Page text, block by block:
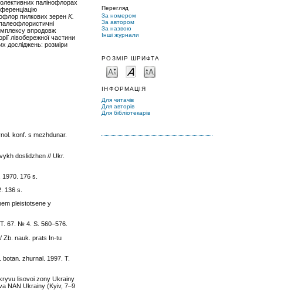
Перегляд
За номером
За автором
За назвою
Інші журнали
РОЗМІР ШРИФТА
ІНФОРМАЦІЯ
Для читачів
Для авторів
Для бібліотекарів
палінофлорах
пилкових зеренK.
впродовж
лівобережної частини
досліджень: розміри
konf. s mezhdunar.
doslidzhen // Ukr.
176 s.
136 s.
pleistotsene y
67. № 4. S. 560–576.
Zb. nauk. prats In-tu
zhurnal. 1997. T.
lisovoi zony Ukrainy
NAN Ukrainy (Kyiv, 7–9